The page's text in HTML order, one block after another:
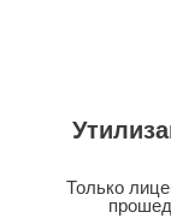
Только